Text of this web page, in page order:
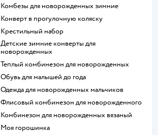
Комбезы для новорожденных зимние
Конверт в прогулочную коляску
Крестильный набор
Детские зимние конверты для
новорожденных
Теплый комбинезон для новорожденных
Обувь для малышей до года
Одежда для новорожденных мальчиков
Флисовый комбинезон для новорожденного
Комбинезон для новорожденных вязаный
Моя горошинка